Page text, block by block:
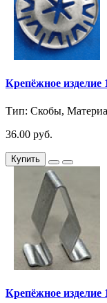
Крепёжное изделие
Тип: Скобы,
36.00 руб.
Купить
Крепёжное изделие